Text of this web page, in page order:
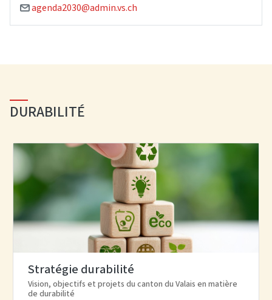
agenda2030@admin.vs.ch
DURABILITÉ
Stratégie durabilité
Vision, objectifs et projets du canton du Valais en matière
de durabilité